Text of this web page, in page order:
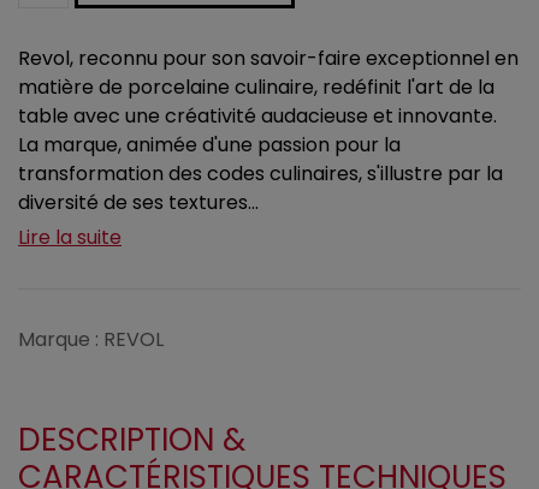
Revol, reconnu pour son savoir-faire exceptionnel en
matière de porcelaine culinaire, redéfinit l'art de la
table avec une créativité audacieuse et innovante.
La marque, animée d'une passion pour la
transformation des codes culinaires, s'illustre par la
diversité de ses textures...
Lire la suite
Marque : REVOL
DESCRIPTION &
CARACTÉRISTIQUES TECHNIQUES